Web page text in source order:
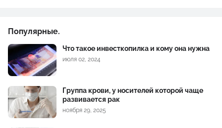
Популярные.
Что такое инвесткопилка и кому она нужна
июля 02, 2024
Группа крови, у носителей которой чаще
развивается рак
ноября 29, 2025